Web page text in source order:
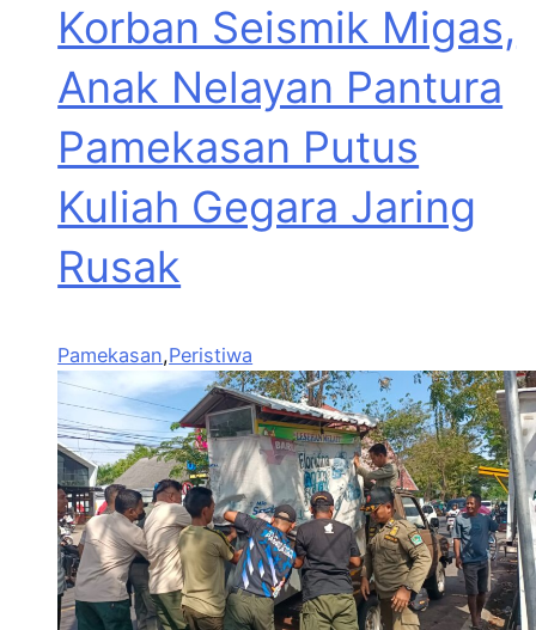
Korban Seismik Migas,
Anak Nelayan Pantura
Pamekasan Putus
Kuliah Gegara Jaring
Rusak
Pamekasan,Peristiwa